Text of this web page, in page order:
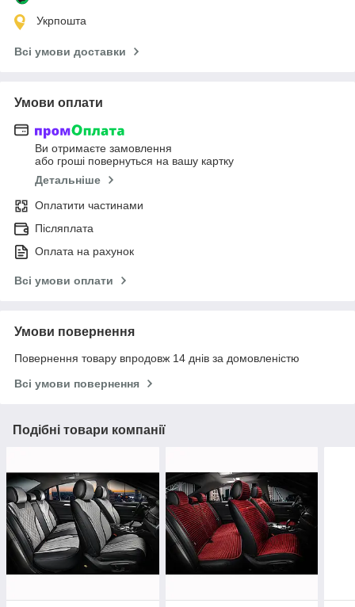
Укрпошта
Всі умови доставки
Умови оплати
Ви отримаєте замовлення
або гроші повернуться на вашу картку
Детальніше
Оплатити частинами
Післяплата
Оплата на рахунок
Всі умови оплати
Умови повернення
Повернення товару впродовж 14 днів за домовленістю
Всі умови повернення
Подібні товари компанії